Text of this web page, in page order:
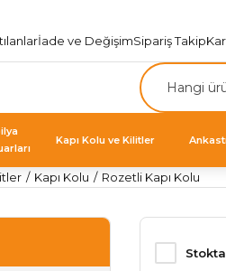
İade ve DeğişimSipariş Takip
Kapı Kolu ve Kilitler
Kapı Kolu Rozetli Kapı Kolu